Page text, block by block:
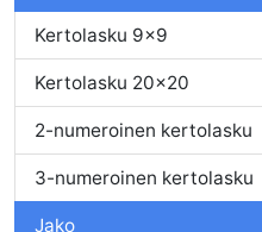
Kertolasku 9x9
Kertolasku 20x20
2-numeroinen kertolasku
3-numeroinen kertolasku
Jako